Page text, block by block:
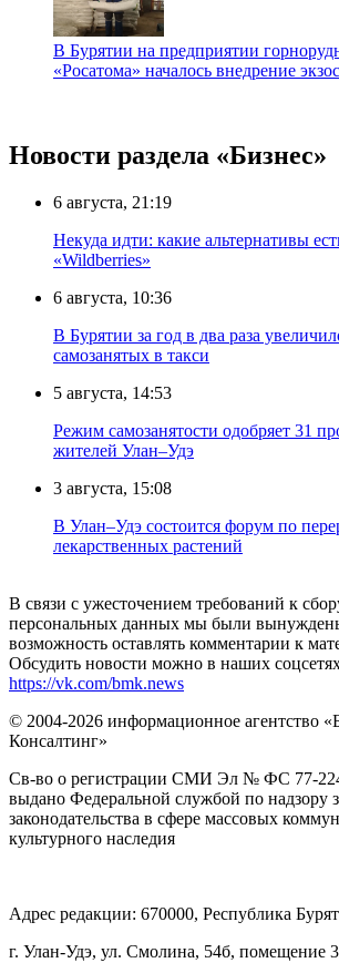
В Бурятии на предприятии
«Росатома» началось внедрение
Новости раздела «Бизнес»
6 августа, 21:19
Некуда идти: какие альтернативы
«Wildberries»
6 августа, 10:36
В Бурятии за год в два раза
самозанятых в такси
5 августа, 14:53
Режим самозанятости одобряет 31
жителей Улан–Удэ
3 августа, 15:08
В Улан–Удэ состоится форум по
лекарственных растений
В связи с ужесточением требований к
персональных данных мы были
возможность оставлять комментарии к
Обсудить новости можно в наших
https://vk.com/bmk.news
© 2004-2026 информационное агентство
Консалтинг»
Св-во о регистрации СМИ Эл № ФС 77-
выдано Федеральной службой по надзору
законодательства в сфере массовых
культурного наследия
Адрес редакции: 670000, Республика
г. Улан-Удэ, ул. Смолина, 54б, помещение